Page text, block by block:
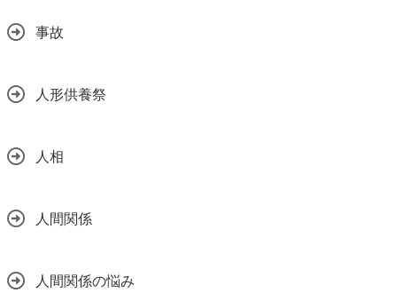
事故
人形供養祭
人相
人間関係
人間関係の悩み